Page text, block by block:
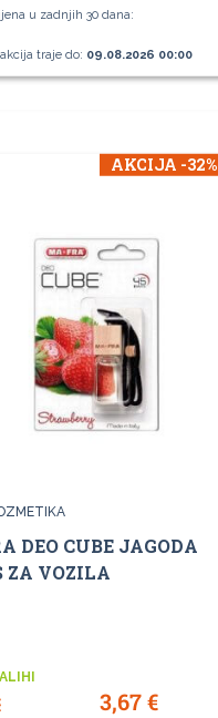
u zadnjih 30 dana:
traje do: 09.08.2026 00:00
AKCIJA -32%
DEO CUBE JAGODA
ZA VOZILA
3,67€